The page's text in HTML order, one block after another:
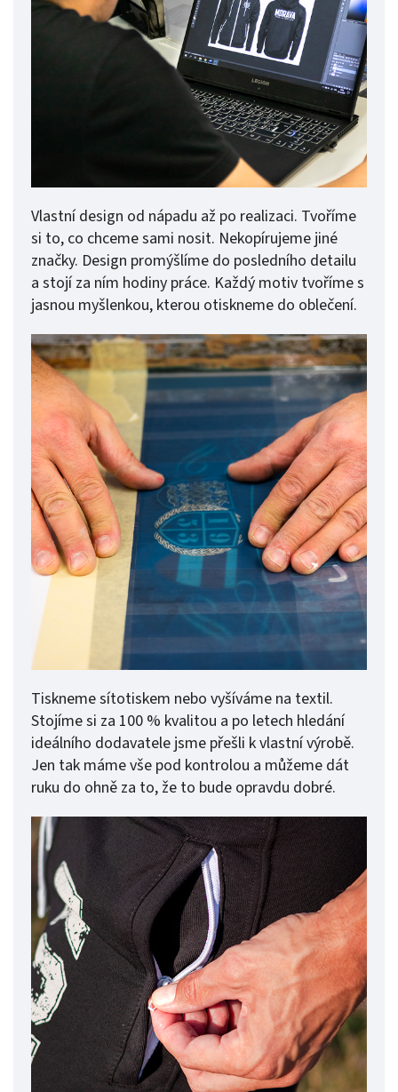
Vlastní design od nápadu až po realizaci. Tvoříme
si to, co chceme sami nosit. Nekopírujeme jiné
značky. Design promýšlíme do posledního detailu
a stojí za ním hodiny práce. Každý motiv tvoříme s
jasnou myšlenkou, kterou otiskneme do oblečení.
Tiskneme sítotiskem nebo vyšíváme na textil.
Stojíme si za 100 % kvalitou a po letech hledání
ideálního dodavatele jsme přešli k vlastní výrobě.
Jen tak máme vše pod kontrolou a můžeme dát
ruku do ohně za to, že to bude opravdu dobré.